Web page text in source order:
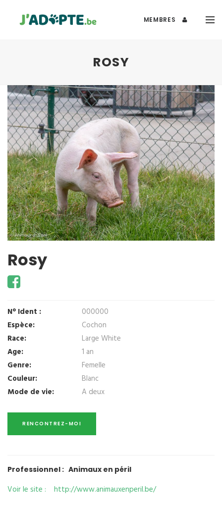
MEMBRES
ROSY
Rosy
N° Ident :
000000
Espèce:
Cochon
Race:
Large White
Age:
1 an
Genre:
Femelle
Couleur:
Blanc
Mode de vie:
A deux
Professionnel : Animaux en péril
Voir le site : http://www.animauxenperil.be/